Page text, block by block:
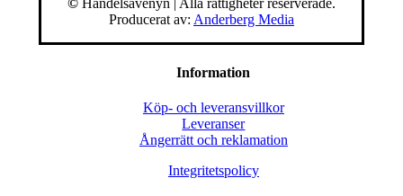
© Handelsavenyn | Alla rättigheter reserverade.
Producerat av: Anderberg Media
Information
Köp- och leveransvillkor
Leveranser
Ångerrätt och reklamation
Integritetspolicy